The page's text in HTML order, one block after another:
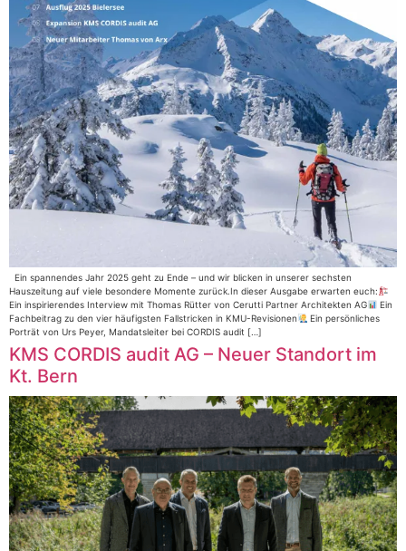
Ein spannendes Jahr 2025 geht zu Ende – und wir blicken in unserer sechsten
Hauszeitung auf viele besondere Momente zurück.In dieser Ausgabe erwarten euch:
Ein inspirierendes Interview mit Thomas Rütter von Cerutti Partner Architekten AG
Ein
Fachbeitrag zu den vier häufigsten Fallstricken in KMU-Revisionen
Ein persönliches
Porträt von Urs Peyer, Mandatsleiter bei CORDIS audit […]
KMS CORDIS audit AG – Neuer Standort im
Kt. Bern